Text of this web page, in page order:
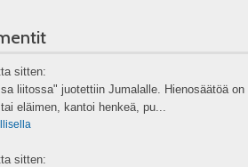
sitten:
liitossa" juotettiin Jumalalle. Hienosäätöä on
eläimen, kantoi henkeä, pu...
sitten: